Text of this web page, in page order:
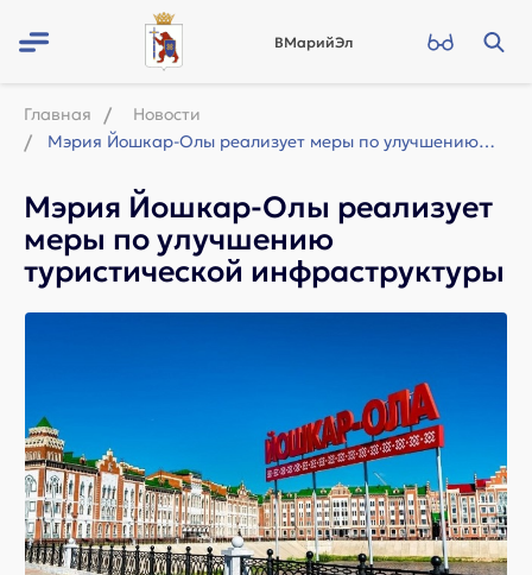
ВМарийЭл
Главная
Новости
Мэрия Йошкар-Олы реализует меры по улучшению туристической инфраструктуры
Мэрия Йошкар-Олы реализует
меры по улучшению
туристической инфраструктуры